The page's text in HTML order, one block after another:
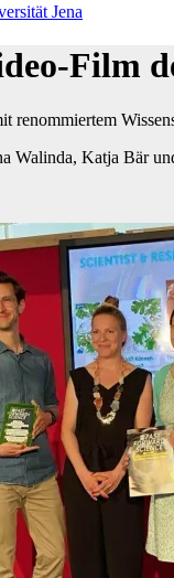
Jena
Film
Walinda, Katja Bär